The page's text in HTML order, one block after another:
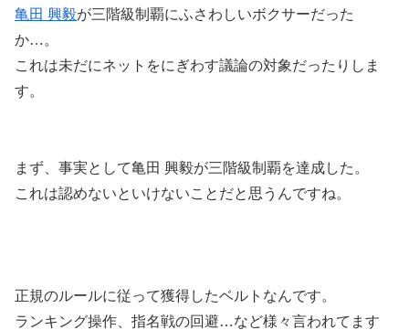
亀田 興毅が三階級制覇にふさわしいボクサーだった
か…。
これは未だにネットをにぎわす議論の対象だったりしま
す。
まず、事実として亀田 興毅が三階級制覇を達成した。
これは認めないといけないことだと思うんですね。
正規のルールに従って獲得したベルトなんです。
ランキング操作、指名戦の回避…など様々言われてます